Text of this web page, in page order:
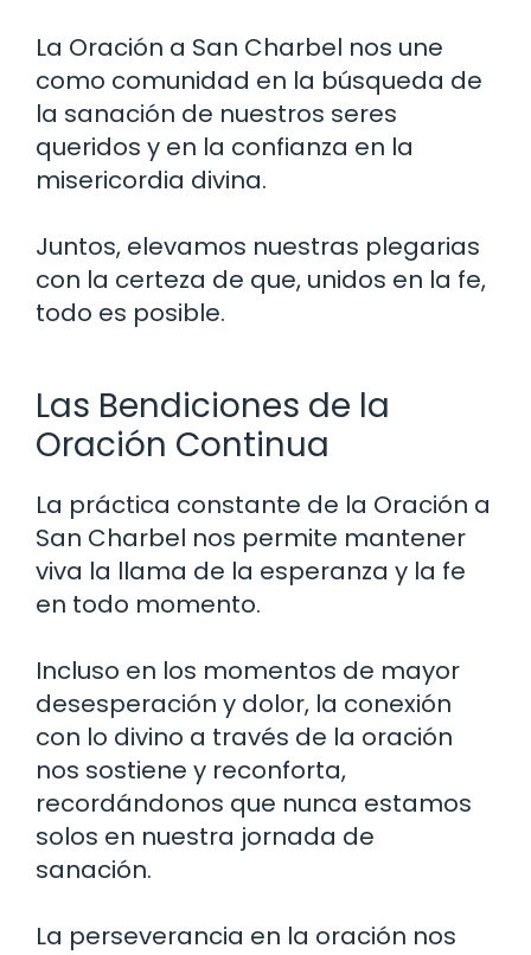
La Oración a San Charbel nos une
como comunidad en la búsqueda de
la sanación de nuestros seres
queridos y en la confianza en la
misericordia divina.
Juntos, elevamos nuestras plegarias
con la certeza de que, unidos en la fe,
todo es posible.
Las Bendiciones de la
Oración Continua
La práctica constante de la Oración a
San Charbel nos permite mantener
viva la llama de la esperanza y la fe
en todo momento.
Incluso en los momentos de mayor
desesperación y dolor, la conexión
con lo divino a través de la oración
nos sostiene y reconforta,
recordándonos que nunca estamos
solos en nuestra jornada de
sanación.
La perseverancia en la oración nos